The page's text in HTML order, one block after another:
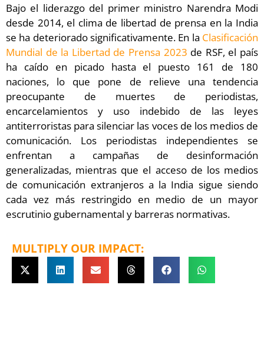
Bajo el liderazgo del primer ministro Narendra Modi
desde 2014, el clima de libertad de prensa en la India
se ha deteriorado significativamente. En la Clasificación
Mundial de la Libertad de Prensa 2023 de RSF, el país
ha caído en picado hasta el puesto 161 de 180
naciones, lo que pone de relieve una tendencia
preocupante de muertes de periodistas,
encarcelamientos y uso indebido de las leyes
antiterroristas para silenciar las voces de los medios de
comunicación. Los periodistas independientes se
enfrentan a campañas de desinformación
generalizadas, mientras que el acceso de los medios
de comunicación extranjeros a la India sigue siendo
cada vez más restringido en medio de un mayor
escrutinio gubernamental y barreras normativas.
MULTIPLY OUR IMPACT: